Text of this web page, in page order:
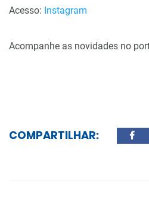
Acesso: Instagram
Acompanhe as novidades no
COMPARTILHAR: